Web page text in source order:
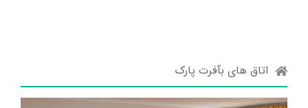
اتاق های بآفرت پارک